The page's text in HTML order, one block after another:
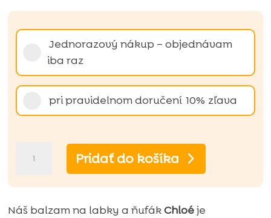
ch recenzií
Vyberte
nákupu
Jednorazový nákup – objednávam
iba raz
pri pravidelnom doručení 10% zľava
ochranný
balzam
Pridať do košíka
Náš balzam na labky a ňufákChloéje